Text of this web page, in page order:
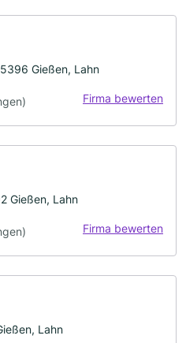
Gießen, Lahn
Firma bewerten
Gießen, Lahn
Firma bewerten
Lahn